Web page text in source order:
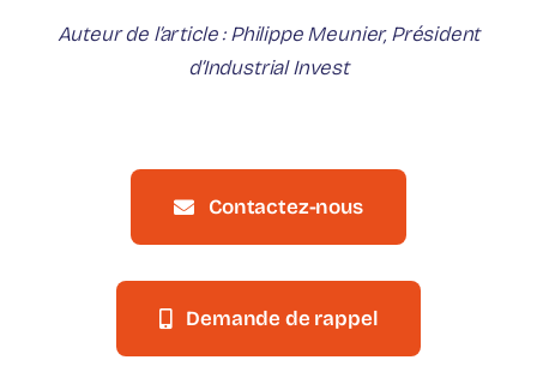
Auteur de l’article : Philippe Meunier, Président
d’Industrial Invest
Contactez-nous
Demande de rappel